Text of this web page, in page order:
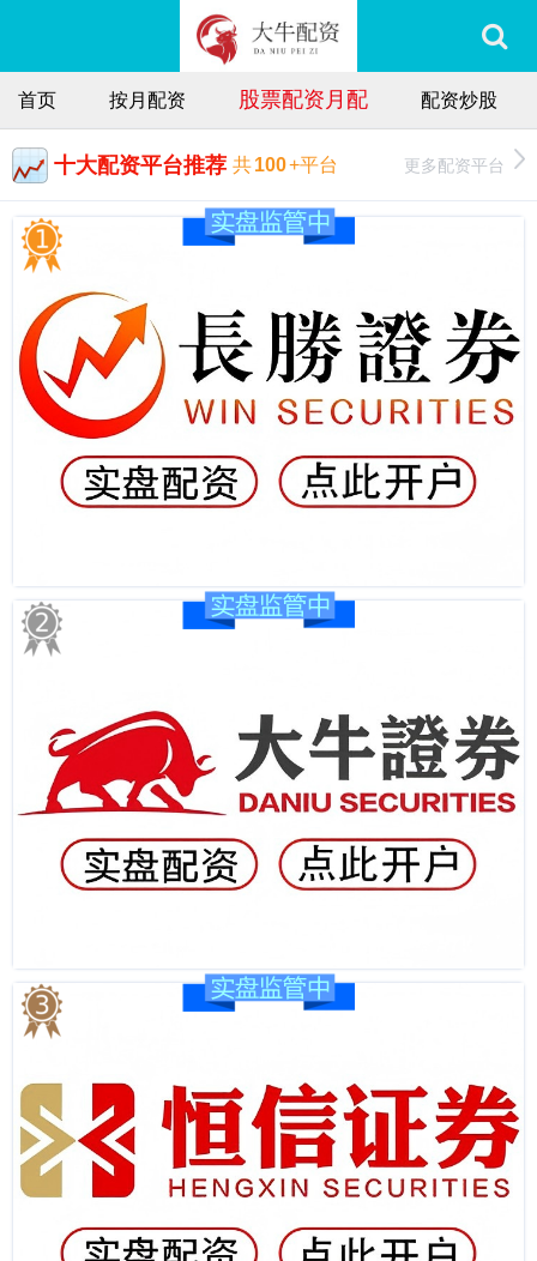
首页 按月配资 股票配资月配 配资炒股
十大配资平台推荐 共100+平台 更多配资平台